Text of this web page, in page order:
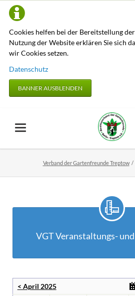
Cookies helfen bei der Bereitstellung
Nutzung der Website erklären Sie sich
wir Cookies setzen.
Datenschutz
BANNER AUSBLENDEN
Verband der Gartenfreunde Treptow
VGT Veranstaltungs-
< April 2025